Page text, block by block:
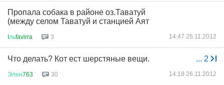
Пропала собака в районе оз.Таватуй
(между селом Таватуй и станцией Аят
Iльfavirra 3 14:47 26.11.2012
... 2
Что делать? Кот ест шерстяные вещи.
Элен763 30 14:18 26.11.2012